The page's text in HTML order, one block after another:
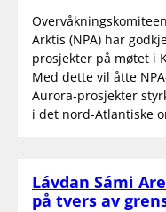
Arktis (NPA) har
prosjekter på møtet i
Med dette vil åtte
Aurora-prosjekter
i det nord-Atlantiske
Lávdan Sámi
på tvers av